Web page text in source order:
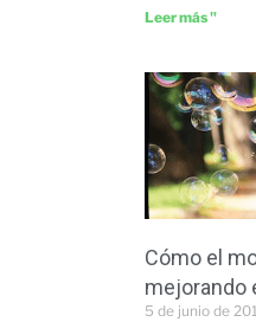
Leer más "
Cómo el
mejorando
5 de junio de